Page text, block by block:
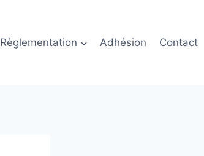
Règlementation Adhésion Contact